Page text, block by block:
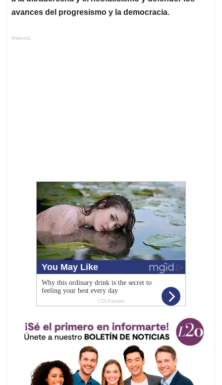
avances del progresismo y la democracia.
Anuncios.